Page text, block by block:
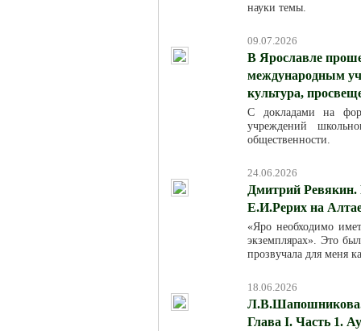
науки темы.
09.07.2026
В Ярославле
международным
культура,
С докладами на
учреждений
общественности.
24.06.2026
Дмитрий Ревякин.
Е.И.Рерих на
«Яро необходимо
экземплярах». Это
прозвучала для меня
18.06.2026
Л.В.Шапошникова.
Глава I. Часть 1.